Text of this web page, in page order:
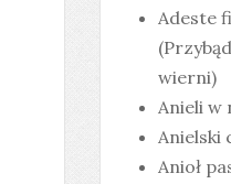
Adeste
wierni)
Anieli w
Anielski
Anioł